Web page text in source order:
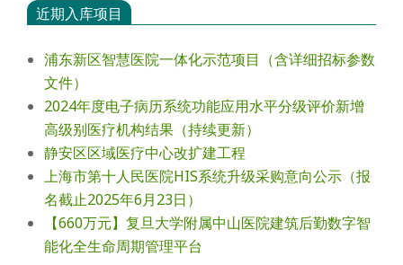
近期入库项目
浦东新区智慧医院一体化示范项目（含详细招标参数
文件）
2024年度电⼦病历系统功能应⽤⽔平分级评价新增
⾼级别医疗机构结果（持续更新）
静安区区域医疗中心改扩建工程
上海市第十人民医院HIS系统升级采购意向公示（报
名截止2025年6月23日）
【660万元】复旦大学附属中山医院建筑后勤数字智
能化全生命周期管理平台